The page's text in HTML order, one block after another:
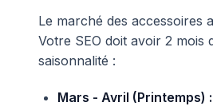
Le marché des accessoires
Votre SEO doit avoir 2 mois
saisonnalité :
Mars - Avril (Printemps) :